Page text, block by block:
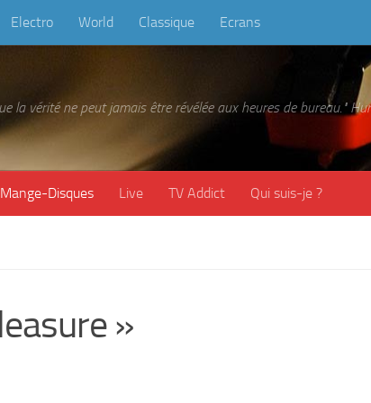
Electro World Classique Ecrans
la vérité ne peut jamais être révélée aux heures de bureau."
Mange-Disques Live TV Addict Qui suis-je ?
»